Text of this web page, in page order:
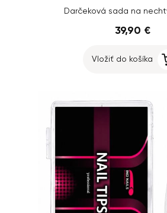
Darčeková sada na
39,90 €
Vložiť do košíka